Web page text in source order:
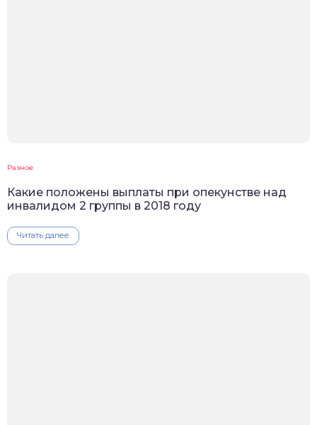
Разное
Какие положены выплаты при опекунстве над
инвалидом 2 группы в 2018 году
Читать далее